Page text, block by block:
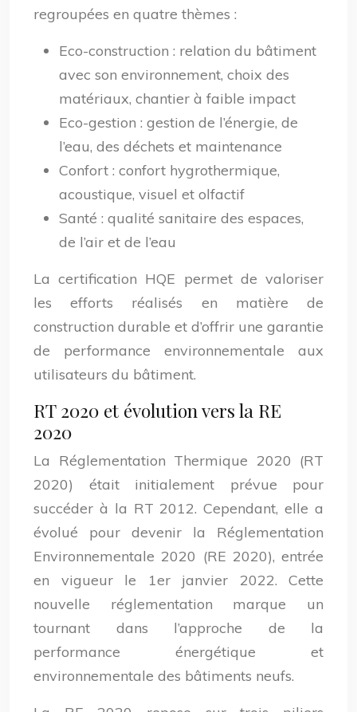
regroupées en quatre thèmes :
Eco-construction : relation du bâtiment
avec son environnement, choix des
matériaux, chantier à faible impact
Eco-gestion : gestion de l’énergie, de
l’eau, des déchets et maintenance
Confort : confort hygrothermique,
acoustique, visuel et olfactif
Santé : qualité sanitaire des espaces,
de l’air et de l’eau
La certification HQE permet de valoriser
les efforts réalisés en matière de
construction durable et d’offrir une garantie
de performance environnementale aux
utilisateurs du bâtiment.
RT 2020 et évolution vers la RE
2020
La Réglementation Thermique 2020 (RT
2020) était initialement prévue pour
succéder à la RT 2012. Cependant, elle a
évolué pour devenir la Réglementation
Environnementale 2020 (RE 2020), entrée
en vigueur le 1er janvier 2022. Cette
nouvelle réglementation marque un
tournant dans l’approche de la
performance énergétique et
environnementale des bâtiments neufs.